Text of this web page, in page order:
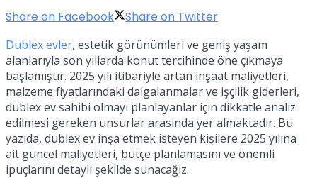
Share on Facebook Share on Twitter
Dublex evler, estetik görünümleri ve geniş yaşam
alanlarıyla son yıllarda konut tercihinde öne çıkmaya
başlamıştır. 2025 yılı itibariyle artan inşaat maliyetleri,
malzeme fiyatlarındaki dalgalanmalar ve işçilik giderleri,
dublex ev sahibi olmayı planlayanlar için dikkatle analiz
edilmesi gereken unsurlar arasında yer almaktadır. Bu
yazıda, dublex ev inşa etmek isteyen kişilere 2025 yılına
ait güncel maliyetleri, bütçe planlamasını ve önemli
ipuçlarını detaylı şekilde sunacağız.